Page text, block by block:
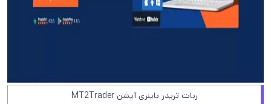
ربات تریدر باینری آپشن MT2Trader